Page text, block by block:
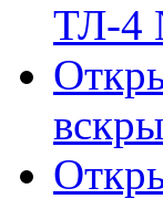
ТЛ-4